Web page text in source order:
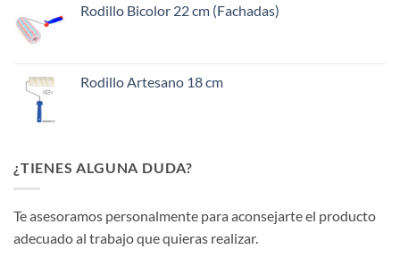
Rodillo Bicolor 22 cm (Fachadas)
Rodillo Artesano 18 cm
¿TIENES ALGUNA DUDA?
Te asesoramos personalmente para aconsejarte el producto
adecuado al trabajo que quieras realizar.